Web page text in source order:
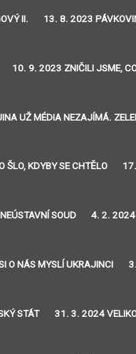
II. 13. 8. 2023
10. 9. 2023 ZNIČILI JSME,
UŽ MÉDIA NEZAJÍMÁ.
KDYBY SE CHTĚLO
SOUD 4. 2. 2024
O NÁS MYSLÍ UKRAJINCI
STÁT 31. 3. 2024